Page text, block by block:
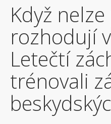
Když
rozhodují
Letečtí
trénovali